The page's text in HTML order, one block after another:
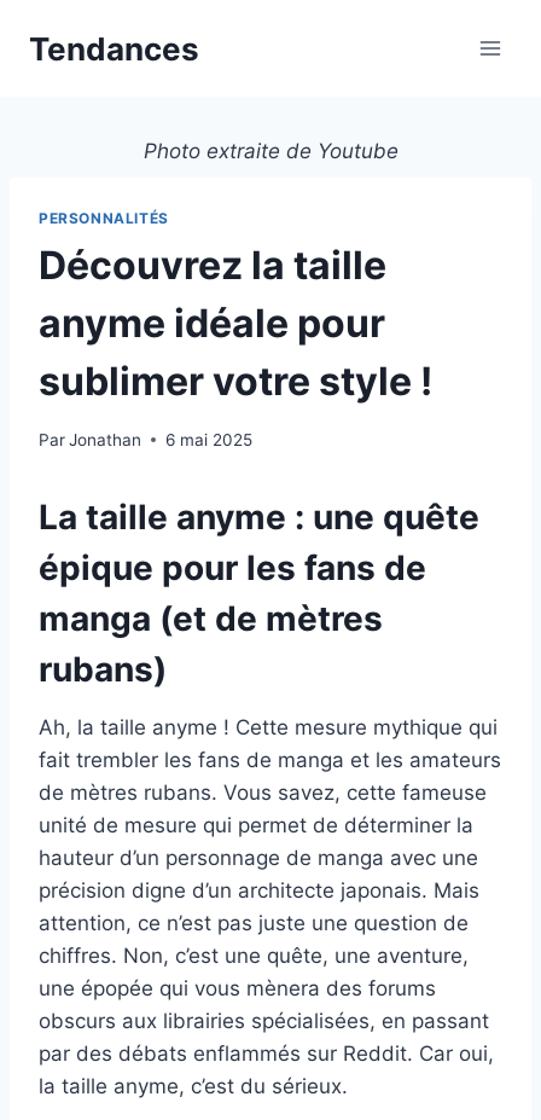
Tendances
Photo extraite de Youtube
PERSONNALITÉS
Découvrez la taille
anyme idéale pour
sublimer votre style !
ParJonathan 6 mai 2025
La taille anyme : une quête
épique pour les fans de
manga (et de mètres
rubans)
Ah, la taille anyme ! Cette mesure mythique qui
fait trembler les fans de manga et les amateurs
de mètres rubans. Vous savez, cette fameuse
unité de mesure qui permet de déterminer la
hauteur d’un personnage de manga avec une
précision digne d’un architecte japonais. Mais
attention, ce n’est pas juste une question de
chiffres. Non, c’est une quête, une aventure,
une épopée qui vous mènera des forums
obscurs aux librairies spécialisées, en passant
par des débats enflammés sur Reddit. Car oui,
la taille anyme, c’est du sérieux.